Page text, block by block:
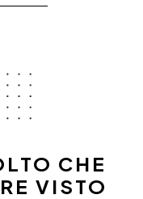
CHE
VISTO